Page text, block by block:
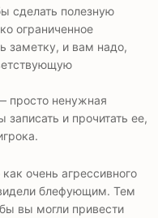
сделать полезную
ограниченное
заметку, и вам надо,
просто ненужная
записать и прочитать ее,
очень агрессивного
блефующим. Тем
вы могли привести